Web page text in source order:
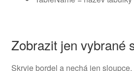
Zobrazit jen vybrané
Skryje bordel a nechá jen